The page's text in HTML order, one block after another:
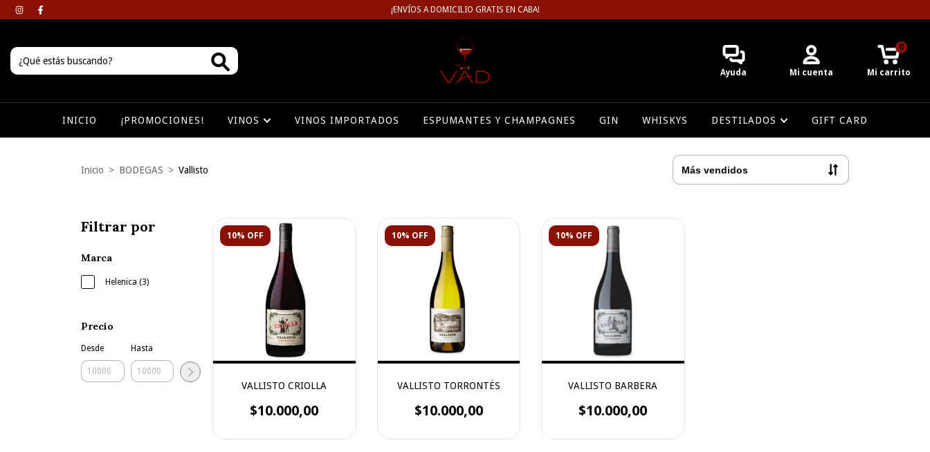
¡ENVÍOS A DOMICILIO GRATIS EN CABA!
Ayuda Mi cuenta Mi carrito
0
INICIO ¡PROMOCIONES! VINOS VINOS IMPORTADOS ESPUMANTES Y CHAMPAGNES GIN WHISKYS DESTILADOS GIFT CARD
Inicio > BODEGAS > Vallisto
Filtrar por
Marca
Helenica (3)
Precio
Desde Hasta
10% OFF
VALLISTO CRIOLLA
$10.000,00
10% OFF
VALLISTO TORRONTÉS
$10.000,00
10% OFF
VALLISTO BARBERA
$10.000,00